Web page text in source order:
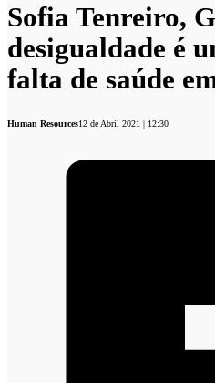
Sofia Tenreiro,
desigualdade é
falta de saúde
Human Resources12 de Abril 2021 | 12:30